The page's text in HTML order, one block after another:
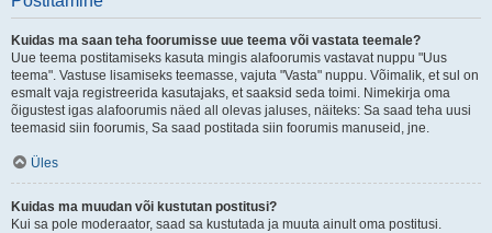
Kuidas ma saan teha foorumisse uue teema või vastata teemale?
Uue teema postitamiseks kasuta mingis alafoorumis vastavat nuppu "Uus
teema". Vastuse lisamiseks teemasse, vajuta "Vasta" nuppu. Võimalik, et sul on
esmalt vaja registreerida kasutajaks, et saaksid seda toimi. Nimekirja oma
õigustest igas alafoorumis näed all olevas jaluses, näiteks: Sa saad teha uusi
teemasid siin foorumis, Sa saad postitada siin foorumis manuseid, jne.
Üles
Kuidas ma muudan või kustutan postitusi?
Kui sa pole moderaator, saad sa kustutada ja muuta ainult oma postitusi.